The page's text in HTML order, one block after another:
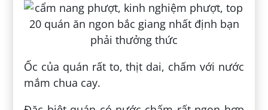
Ốc của quán rất to, thịt dai, chấm với nước
mắm chua cay.